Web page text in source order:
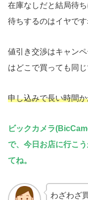
在庫なしだと結局待
待ちするのはイヤです
値引き交渉はキャン
はどこで買っても同じ
申し込みで長い時間
ビックカメラ
で、今日お店に行こ
てね。
わざわざ